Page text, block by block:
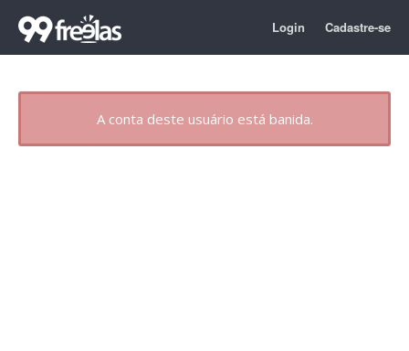
Login Cadastre-se
A conta deste usuário está banida.